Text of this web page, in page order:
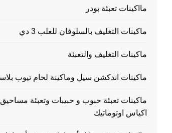
مااكينات تعبئة بودر
ماكينات التغليف بالسلوفان للعلب 3 دي
ماكينات التغليف والتعبئة
ماكينات اندكشن سيل وماكينة لحام تيوب
ماكينات تعبئة حبوب و حبيبات وتعبئة
اكياس اوتوماتيك